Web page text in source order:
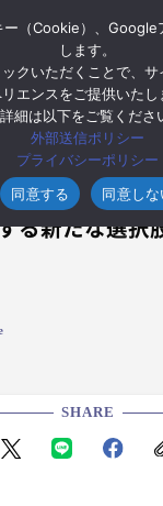
】対談記事掲
ミスの「Oracle
る新たな選択
SHARE
ー（Cookie）、Google
します。
ックいただくことで、
エンスをご提供いたし
細は以下をご覧くださ
外部送信ポリシー
プライバシーポリシー
同意する
同意しな